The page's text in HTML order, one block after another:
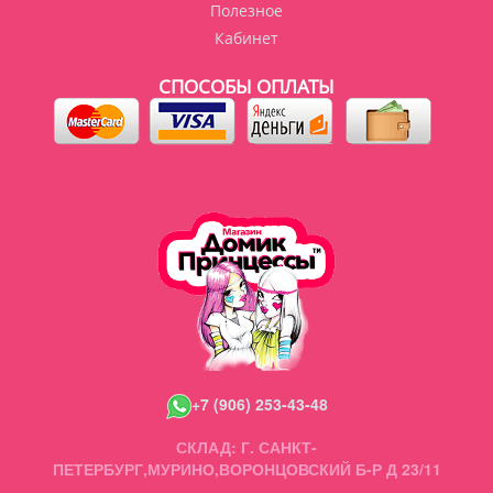
Полезное
Кабинет
СПОСОБЫ ОПЛАТЫ
+7 (906) 253-43-48
СКЛАД: Г. САНКТ-
ПЕТЕРБУРГ,МУРИНО,ВОРОНЦОВСКИЙ Б-Р Д 23/11